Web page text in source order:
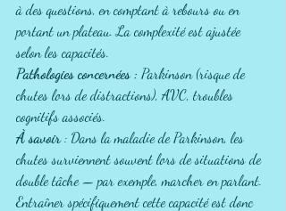
à des questions, en comptant à rebours ou en
portant un plateau. La complexité est ajustée
selon les capacités.
Pathologies concernées : Parkinson (risque de
chutes lors de distractions), AVC, troubles
cognitifs associés.
À savoir : Dans la maladie de Parkinson, les
chutes surviennent souvent lors de situations de
double tâche — par exemple, marcher en parlant.
Entraîner spécifiquement cette capacité est donc